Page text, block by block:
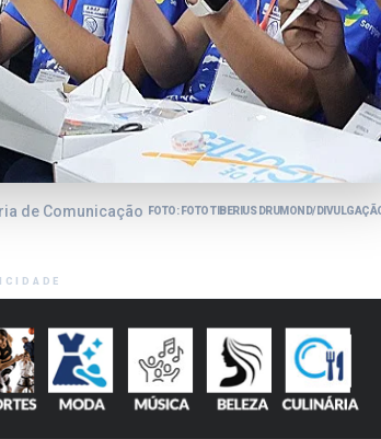
de Comunicação FOTO: FOTO TIBERIUS DRUMOND/